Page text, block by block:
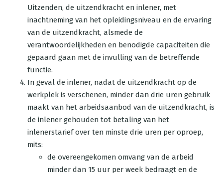
Uitzenden, de uitzendkracht en inlener, met
inachtneming van het opleidingsniveau en de ervaring
van de uitzendkracht, alsmede de
verantwoordelijkheden en benodigde capaciteiten die
gepaard gaan met de invulling van de betreffende
functie.
In geval de inlener, nadat de uitzendkracht op de
werkplek is verschenen, minder dan drie uren gebruik
maakt van het arbeidsaanbod van de uitzendkracht, is
de inlener gehouden tot betaling van het
inlenerstarief over ten minste drie uren per oproep,
mits:
de overeengekomen omvang van de arbeid
minder dan 15 uur per week bedraagt en de